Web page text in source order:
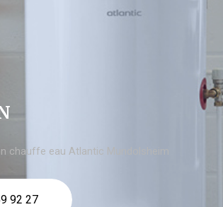
chauffe eau Atlantic Mundolsheim
92 27